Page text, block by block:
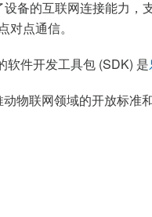
设备的互联网连接能力，
对点通信。
软件开发工具包 (SDK) 是
动物联网领域的开放标准